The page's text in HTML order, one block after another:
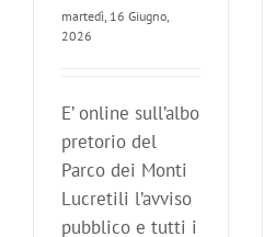
martedì, 16 Giugno,
2026
E’ online sull’albo
pretorio del
Parco dei Monti
Lucretili l’avviso
pubblico e tutti i